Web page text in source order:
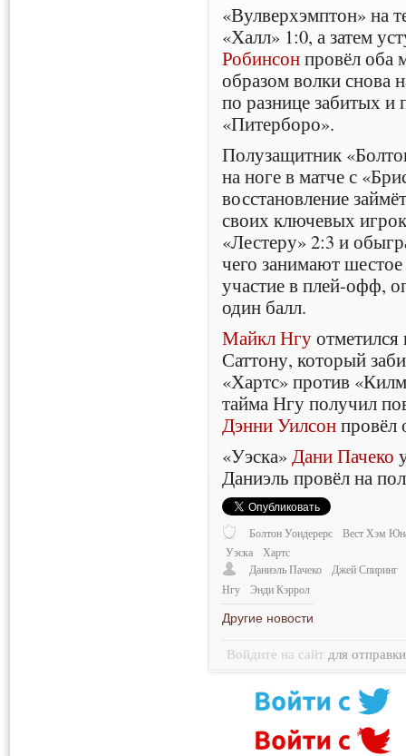
«Вулверхэмптон» на
«Халл» 1:0, а затем
Робинсонпровёл оба
образом волки снова
по разнице забитых
«Питерборо».
Полузащитник
на ноге в матче с
восстановление
своих ключевых
«Лестеру» 2:3 и
чего занимают
участие в плей-офф,
один балл.
Майкл Нгу
Саттону, который
«Хартс» против
тайма Нгу получил
Дэнни Уилсонпровёл
«Уэска» Дани Пачеко
Даниэль провёл на
Болтон Уондерерс
Вест Хэм
Уэска
Хартс
Даниэль Пачеко
Джей Спиринг
Нгу
Энди Кэррол
Другие новости
Войдите на сайт для